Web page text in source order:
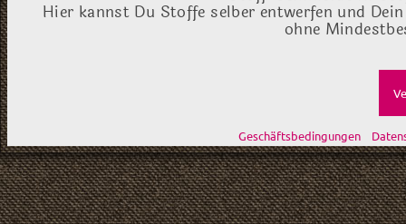
Hier kannst Du Stoffe selber entwerfen und
ohne
Geschäftsbedingungen